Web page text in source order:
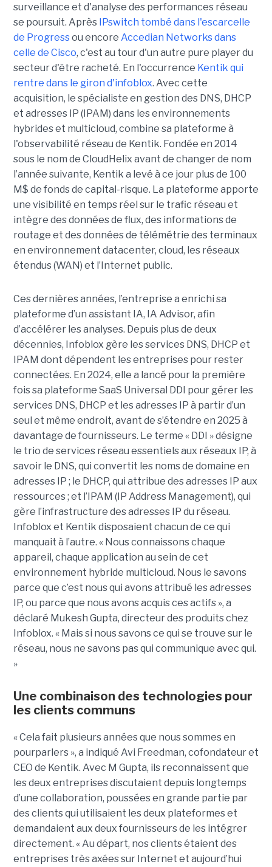
surveillance et d'analyse des performances réseau
se poursuit. Après IPswitch tombé dans l'escarcelle
de Progressou encore Accedian Networks dans
celle de Cisco, c'est au tour d'un autre pure player du
secteur d'être racheté. En l'occurrence Kentik qui
rentre dans le giron d'infoblox. Avec cette
acquisition, le spécialiste en gestion des DNS, DHCP
et adresses IP (IPAM) dans les environnements
hybrides et multicloud, combine sa plateforme à
l'observabilité réseau de Kentik. Fondée en 2014
sous le nom de CloudHelix avant de changer de nom
l’année suivante, Kentik a levé à ce jour plus de 100
M$ de fonds de capital-risque. La plateforme apporte
une visibilité en temps réel sur le trafic réseau et
intègre des données de flux, des informations de
routage et des données de télémétrie des terminaux
en environnement datacenter, cloud, les réseaux
étendus (WAN) et l’Internet public.
Ces dernières années, l’entreprise a enrichi sa
plateforme d’un assistant IA, IA Advisor, afin
d’accélérer les analyses. Depuis plus de deux
décennies, Infoblox gère les services DNS, DHCP et
IPAM dont dépendent les entreprises pour rester
connectées. En 2024, elle a lancé pour la première
fois sa plateforme SaaS Universal DDI pour gérer les
services DNS, DHCP et les adresses IP à partir d’un
seul et même endroit, avant de s’étendre en 2025 à
davantage de fournisseurs. Le terme « DDI » désigne
le trio de services réseau essentiels aux réseaux IP, à
savoir le DNS, qui convertit les noms de domaine en
adresses IP ; le DHCP, qui attribue des adresses IP aux
ressources ; et l’IPAM (IP Address Management), qui
gère l’infrastructure des adresses IP du réseau.
Infoblox et Kentik disposaient chacun de ce qui
manquait à l’autre. « Nous connaissons chaque
appareil, chaque application au sein de cet
environnement hybride multicloud. Nous le savons
parce que c’est nous qui avons attribué les adresses
IP, ou parce que nous avons acquis ces actifs », a
déclaré Mukesh Gupta, directeur des produits chez
Infoblox. « Mais si nous savons ce qui se trouve sur le
réseau, nous ne savons pas qui communique avec qui.
»
Une combinaison des technologies pour
les clients communs
« Cela fait plusieurs années que nous sommes en
pourparlers », a indiqué Avi Freedman, cofondateur et
CEO de Kentik. Avec M Gupta, ils reconnaissent que
les deux entreprises discutaient depuis longtemps
d’une collaboration, poussées en grande partie par
des clients qui utilisaient les deux plateformes et
demandaient aux deux fournisseurs de les intégrer
directement. « Au départ, nos clients étaient des
entreprises très axées sur Internet et aujourd’hui